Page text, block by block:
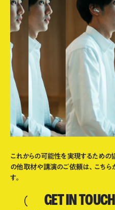
これからの可能性を実現するための
の他取材や講演のご依頼は、こちら
す。
GET IN TOUCH